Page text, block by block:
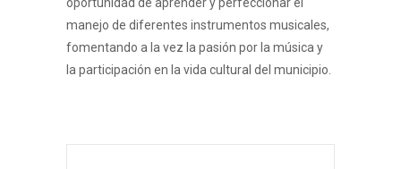
manejo de diferentes instrumentos musicales,
fomentando a la vez la pasión por la música y
la participación en la vida cultural del municipio.